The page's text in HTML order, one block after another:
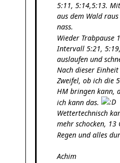
5:11, 5:14,5:13.
aus dem Wald
nass.
Wieder Trabpause
Intervall 5:21,
auslaufen und
Nach dieser
Zweifel, ob ich die
HM bringen kann,
ich kann das.
Wettertechnisch
mehr schocken,
Regen und alles
Achim